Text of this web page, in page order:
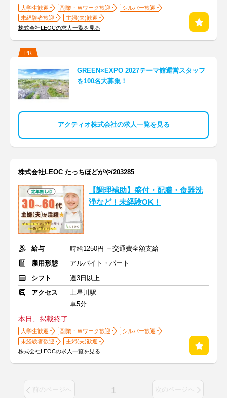
大学生歓迎 副業・Ｗワーク歓迎
シルバー歓迎
未経験者歓迎
主婦(夫)歓迎
株式会社LEOCの求人一覧を見る
PR
GREEN×EXPO 2027テーマ館運営スタッフ
を100名大募集！
アクティオ株式会社の求人一覧を見る
株式会社LEOC たっちほどがや/203285
【調理補助】盛付・配膳・食器洗
浄など！未経験OK！
給与
時給1250円 ＋交通費全額支給
雇用形態
アルバイト・パート
シフト
週3日以上
アクセス
上星川駅
車5分
本日、掲載終了
大学生歓迎 副業・Ｗワーク歓迎
シルバー歓迎
未経験者歓迎
主婦(夫)歓迎
株式会社LEOCの求人一覧を見る
前のページへ 1 次のページへ